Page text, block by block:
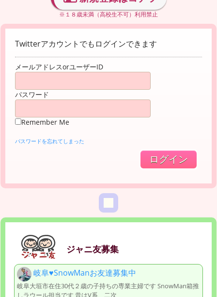
※１８歳未満（高校生不可）利用禁止
Twitterアカウントでもログインできます
メールアドレスorユーザーID
パスワード
Remember Me
パスワードを忘れてしまった
ジャニ友募集
岐阜♥️SnowManお友達募集中
岐阜大垣市在住30代２歳の子持ちの専業主婦です SnowMan箱推
しラウール担当です 昔はV系、二次